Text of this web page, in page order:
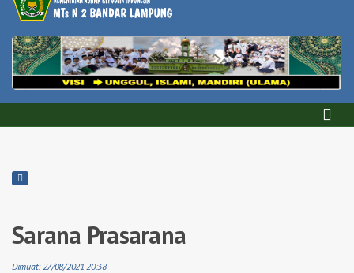
Sarana Prasarana
Dimuat: 27/08/2021 20:38